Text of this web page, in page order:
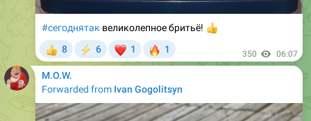
#сегоднятак великолепное бритьё!
👍
8 6
❤
1
🔥
1 350 06:07
M.O.W.
Forwarded from Ivan Gogolitsyn